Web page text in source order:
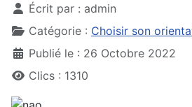
Écrit par : admin
Catégorie : Choisir son
Publié le : 26 Octobre 2022
Clics : 1310